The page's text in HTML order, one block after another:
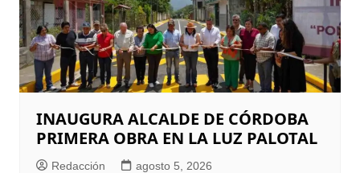
INAUGURA ALCALDE DE CÓRDOBA
PRIMERA OBRA EN LA LUZ PALOTAL
Redacción agosto 5, 2026